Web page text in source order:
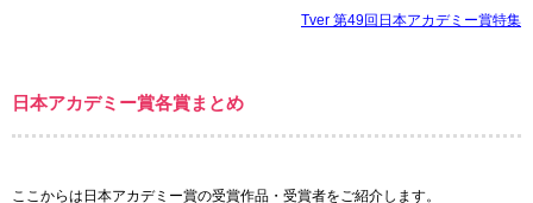
Tver 第49回日本アカデミー賞特集
日本アカデミー賞各賞まとめ
ここからは日本アカデミー賞の受賞作品・受賞者をご紹介します。